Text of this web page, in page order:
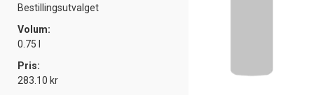
Bestillingsutvalget
Volum:
0.75 l
Pris:
283.10 kr